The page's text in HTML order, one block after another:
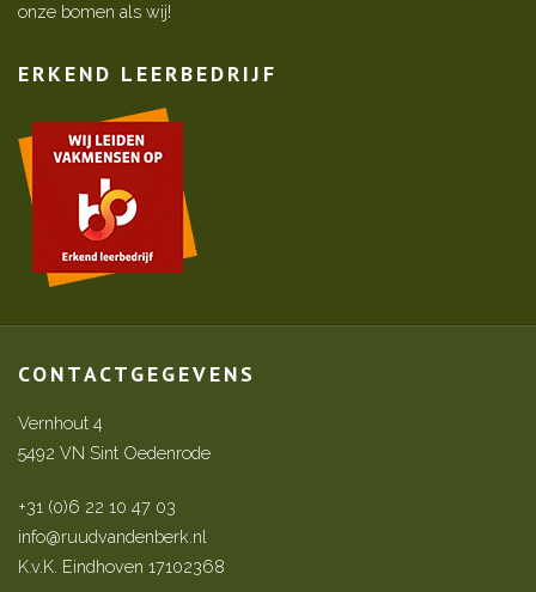
onze bomen als wij!
ERKEND LEERBEDRIJF
CONTACTGEGEVENS
Vernhout 4
5492 VN Sint Oedenrode
+31 (0)6 22 10 47 03
info@ruudvandenberk.nl
K.v.K. Eindhoven 17102368